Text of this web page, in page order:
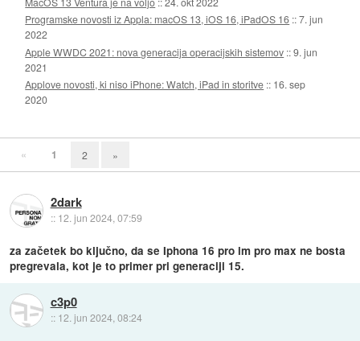
Programske novosti iz Appla: macOS 13, iOS 16, iPadOS 16 ::7. jun
2022
Apple WWDC 2021: nova generacija operacijskih sistemov ::9. jun
2021
Applove novosti, ki niso iPhone: Watch, iPad in storitve :: 16. sep
2020
« 1 2 »
2dark
:: 12. jun 2024, 07:59
za začetek bo ključno, da se Iphona 16 pro im pro max ne bosta
pregrevala, kot je to primer pri generaciji 15.
c3p0
:: 12. jun 2024, 08:24